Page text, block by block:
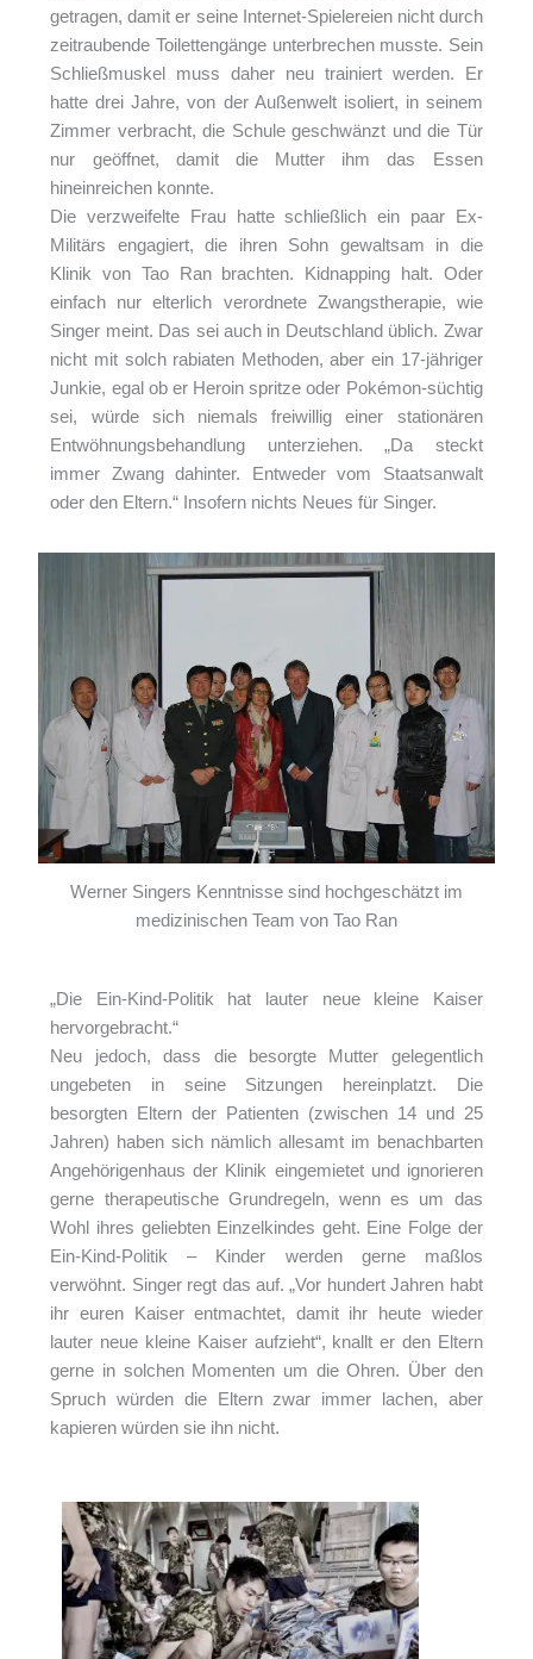
getragen, damit er seine Internet-Spielereien nicht durch
zeitraubende Toilettengänge unterbrechen musste. Sein
Schließmuskel muss daher neu trainiert werden. Er
hatte drei Jahre, von der Außenwelt isoliert, in seinem
Zimmer verbracht, die Schule geschwänzt und die Tür
nur geöffnet, damit die Mutter ihm das Essen
hineinreichen konnte.
Die verzweifelte Frau hatte schließlich ein paar Ex-
Militärs engagiert, die ihren Sohn gewaltsam in die
Klinik von Tao Ran brachten. Kidnapping halt. Oder
einfach nur elterlich verordnete Zwangstherapie, wie
Singer meint. Das sei auch in Deutschland üblich. Zwar
nicht mit solch rabiaten Methoden, aber ein 17-jähriger
Junkie, egal ob er Heroin spritze oder Pokémon-süchtig
sei, würde sich niemals freiwillig einer stationären
Entwöhnungsbehandlung unterziehen. „Da steckt
immer Zwang dahinter. Entweder vom Staatsanwalt
oder den Eltern.“ Insofern nichts Neues für Singer.
Werner Singers Kenntnisse sind hochgeschätzt im
medizinischen Team von Tao Ran
„Die Ein-Kind-Politik hat lauter neue kleine Kaiser
hervorgebracht.“
Neu jedoch, dass die besorgte Mutter gelegentlich
ungebeten in seine Sitzungen hereinplatzt. Die
besorgten Eltern der Patienten (zwischen 14 und 25
Jahren) haben sich nämlich allesamt im benachbarten
Angehörigenhaus der Klinik eingemietet und ignorieren
gerne therapeutische Grundregeln, wenn es um das
Wohl ihres geliebten Einzelkindes geht. Eine Folge der
Ein-Kind-Politik – Kinder werden gerne maßlos
verwöhnt. Singer regt das auf. „Vor hundert Jahren habt
ihr euren Kaiser entmachtet, damit ihr heute wieder
lauter neue kleine Kaiser aufzieht“, knallt er den Eltern
gerne in solchen Momenten um die Ohren. Über den
Spruch würden die Eltern zwar immer lachen, aber
kapieren würden sie ihn nicht.